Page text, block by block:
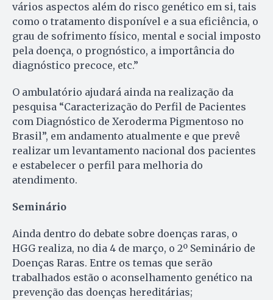
vários aspectos além do risco genético em si, tais
como o tratamento disponível e a sua eficiência, o
grau de sofrimento físico, mental e social imposto
pela doença, o prognóstico, a importância do
diagnóstico precoce, etc.”
O ambulatório ajudará ainda na realização da
pesquisa “Caracterização do Perfil de Pacientes
com Diagnóstico de Xeroderma Pigmentoso no
Brasil”, em andamento atualmente e que prevê
realizar um levantamento nacional dos pacientes
e estabelecer o perfil para melhoria do
atendimento.
Seminário
Ainda dentro do debate sobre doenças raras, o
HGG realiza, no dia 4 de março, o 2º Seminário de
Doenças Raras. Entre os temas que serão
trabalhados estão o aconselhamento genético na
prevenção das doenças hereditárias;